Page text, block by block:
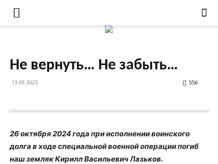
Не вернуть… Не забыть…
13.09.2025 556
26 октября 2024 года при исполнении воинского
долга в ходе специальной военной операции погиб
наш земляк Кирилл Васильевич Лазьков.